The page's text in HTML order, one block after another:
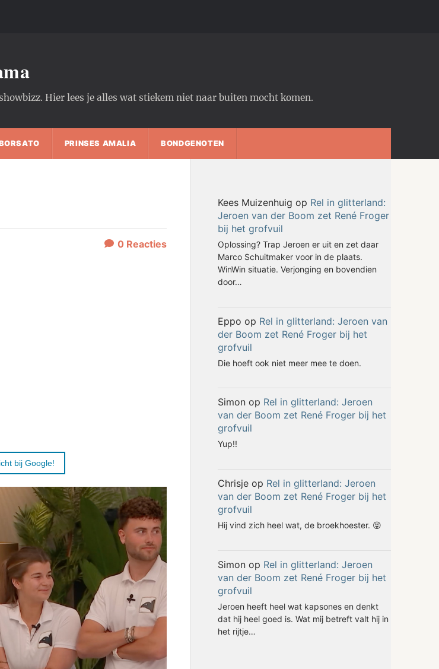
Hier lees je alles wat stiekem niet naar buiten mocht komen.
PRINSES AMALIA BONDGENOTEN
0 Reacties
bij Google!
Kees Muizenhuig op Rel in glitterland:
Jeroen van der Boom zet René Froger
bij het grofvuil
Oplossing? Trap Jeroen er uit en zet daar
Marco Schuitmaker voor in de plaats.
WinWin situatie. Verjonging en bovendien
door…
Eppo op Rel in glitterland: Jeroen van
der Boom zet René Froger bij het
grofvuil
Die hoeft ook niet meer mee te doen.
Simonop Rel in glitterland: Jeroen
van der Boom zet René Froger bij het
grofvuil
Yup!!
Chrisjeop Rel in glitterland: Jeroen
van der Boom zet René Froger bij het
grofvuil
Hij vind zich heel wat, de broekhoester. 😝
Simonop Rel in glitterland: Jeroen
van der Boom zet René Froger bij het
grofvuil
Jeroen heeft heel wat kapsones en denkt
dat hij heel goed is. Wat mij betreft valt hij in
het rijtje…